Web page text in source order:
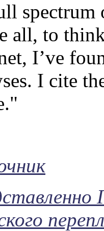
spectrum
all, to
I’ve
I cite